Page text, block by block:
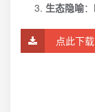
生态隐喻
点此下载